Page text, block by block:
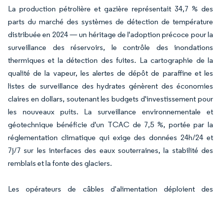
La production pétrolière et gazière représentait 34,7 % des
parts du marché des systèmes de détection de température
distribuée en 2024 — un héritage de l'adoption précoce pour la
surveillance des réservoirs, le contrôle des inondations
thermiques et la détection des fuites. La cartographie de la
qualité de la vapeur, les alertes de dépôt de paraffine et les
listes de surveillance des hydrates génèrent des économies
claires en dollars, soutenant les budgets d'investissement pour
les nouveaux puits. La surveillance environnementale et
géotechnique bénéficie d'un TCAC de 7,5 %, portée par la
réglementation climatique qui exige des données 24h/24 et
7j/7 sur les interfaces des eaux souterraines, la stabilité des
remblais et la fonte des glaciers.
Les opérateurs de câbles d'alimentation déploient des